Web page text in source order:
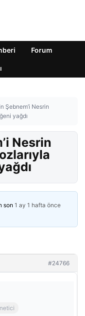
Forum
Şebnem’i Nesrin
yağdı
Nesrin
son 1 ay 1 hafta önce
#24766